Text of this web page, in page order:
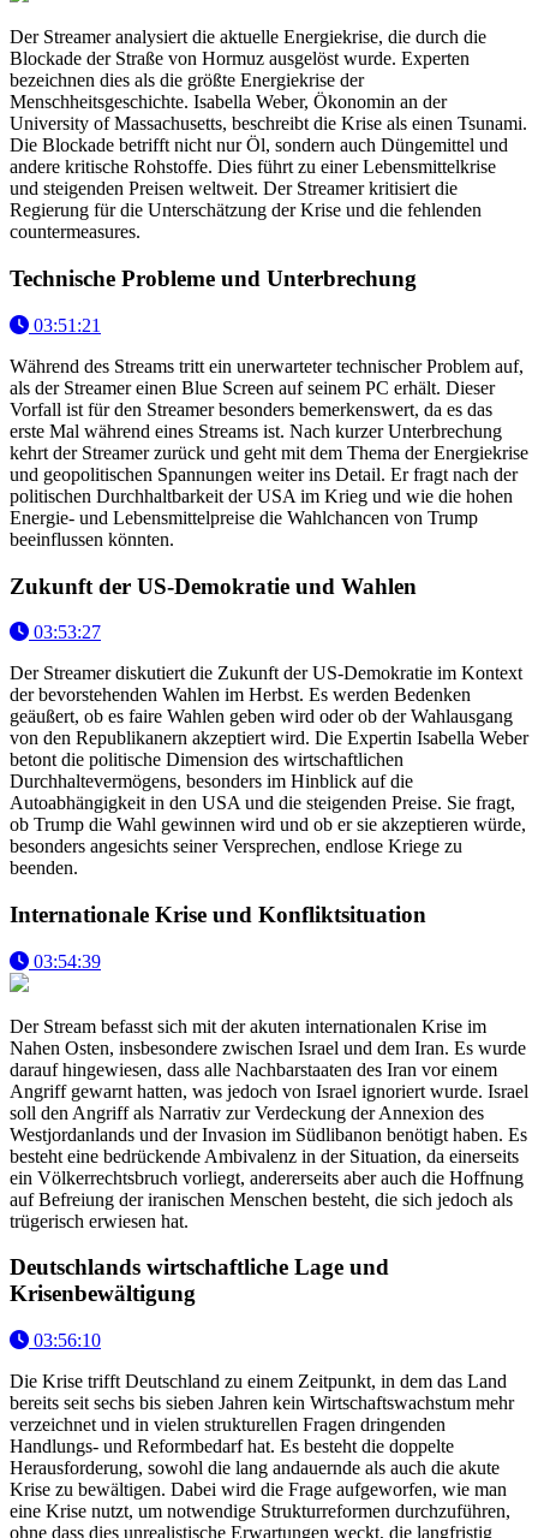
Der Streamer analysiert die aktuelle Energiekrise, die durch die
Blockade der Straße von Hormuz ausgelöst wurde. Experten
bezeichnen dies als die größte Energiekrise der
Menschheitsgeschichte. Isabella Weber, Ökonomin an der
University of Massachusetts, beschreibt die Krise als einen Tsunami.
Die Blockade betrifft nicht nur Öl, sondern auch Düngemittel und
andere kritische Rohstoffe. Dies führt zu einer Lebensmittelkrise
und steigenden Preisen weltweit. Der Streamer kritisiert die
Regierung für die Unterschätzung der Krise und die fehlenden
countermeasures.
Technische Probleme und Unterbrechung
03:51:21
Während des Streams tritt ein unerwarteter technischer Problem auf,
als der Streamer einen Blue Screen auf seinem PC erhält. Dieser
Vorfall ist für den Streamer besonders bemerkenswert, da es das
erste Mal während eines Streams ist. Nach kurzer Unterbrechung
kehrt der Streamer zurück und geht mit dem Thema der Energiekrise
und geopolitischen Spannungen weiter ins Detail. Er fragt nach der
politischen Durchhaltbarkeit der USA im Krieg und wie die hohen
Energie- und Lebensmittelpreise die Wahlchancen von Trump
beeinflussen könnten.
Zukunft der US-Demokratie und Wahlen
03:53:27
Der Streamer diskutiert die Zukunft der US-Demokratie im Kontext
der bevorstehenden Wahlen im Herbst. Es werden Bedenken
geäußert, ob es faire Wahlen geben wird oder ob der Wahlausgang
von den Republikanern akzeptiert wird. Die Expertin Isabella Weber
betont die politische Dimension des wirtschaftlichen
Durchhaltevermögens, besonders im Hinblick auf die
Autoabhängigkeit in den USA und die steigenden Preise. Sie fragt,
ob Trump die Wahl gewinnen wird und ob er sie akzeptieren würde,
besonders angesichts seiner Versprechen, endlose Kriege zu
beenden.
Internationale Krise und Konfliktsituation
03:54:39
Der Stream befasst sich mit der akuten internationalen Krise im
Nahen Osten, insbesondere zwischen Israel und dem Iran. Es wurde
darauf hingewiesen, dass alle Nachbarstaaten des Iran vor einem
Angriff gewarnt hatten, was jedoch von Israel ignoriert wurde. Israel
soll den Angriff als Narrativ zur Verdeckung der Annexion des
Westjordanlands und der Invasion im Südlibanon benötigt haben. Es
besteht eine bedrückende Ambivalenz in der Situation, da einerseits
ein Völkerrechtsbruch vorliegt, andererseits aber auch die Hoffnung
auf Befreiung der iranischen Menschen besteht, die sich jedoch als
trügerisch erwiesen hat.
Deutschlands wirtschaftliche Lage und
Krisenbewältigung
03:56:10
Die Krise trifft Deutschland zu einem Zeitpunkt, in dem das Land
bereits seit sechs bis sieben Jahren kein Wirtschaftswachstum mehr
verzeichnet und in vielen strukturellen Fragen dringenden
Handlungs- und Reformbedarf hat. Es besteht die doppelte
Herausforderung, sowohl die lang andauernde als auch die akute
Krise zu bewältigen. Dabei wird die Frage aufgeworfen, wie man
eine Krise nutzt, um notwendige Strukturreformen durchzuführen,
ohne dass dies unrealistische Erwartungen weckt, die langfristig